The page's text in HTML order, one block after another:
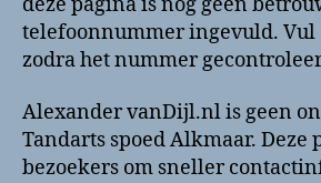
telefoonnummer ingevuld. Vul
zodra het nummer
Alexander vanDijl.nl is geen
Tandarts spoed Alkmaar. Deze
bezoekers om sneller